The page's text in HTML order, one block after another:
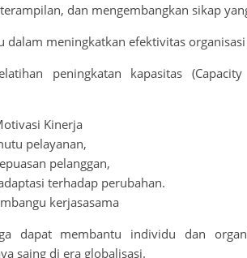
dan mengembangkan sikap
dalam meningkatkan efektivitas
peningkatan kapasitas
Kinerja
pelayanan,
pelanggan,
terhadap perubahan.
kerjasasama
dapat membantu individu dan
saing di era globalisasi.